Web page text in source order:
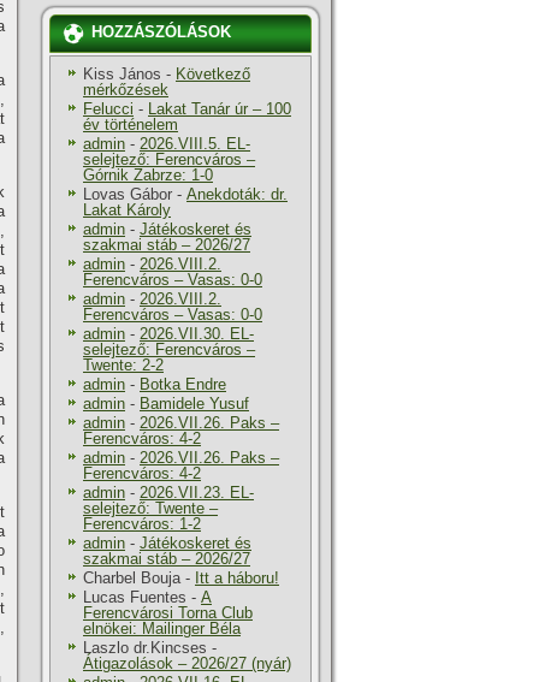
HOZZÁSZÓLÁSOK
Kiss János - Következő
mérkőzések
Felucci - Lakat Tanár úr – 100
év történelem
admin - 2026.VIII.5. EL-
selejtező: Ferencváros –
Górnik Zabrze: 1-0
Lovas Gábor - Anekdoták: dr.
Lakat Károly
admin - Játékoskeret és
szakmai stáb – 2026/27
admin - 2026.VIII.2.
Ferencváros – Vasas: 0-0
admin - 2026.VIII.2.
Ferencváros – Vasas: 0-0
admin - 2026.VII.30. EL-
selejtező: Ferencváros –
Twente: 2-2
admin - Botka Endre
admin - Bamidele Yusuf
admin - 2026.VII.26. Paks –
Ferencváros: 4-2
admin - 2026.VII.26. Paks –
Ferencváros: 4-2
admin - 2026.VII.23. EL-
selejtező: Twente –
Ferencváros: 1-2
admin - Játékoskeret és
szakmai stáb – 2026/27
Charbel Bouja- Itt a háboru!
Lucas Fuentes - A
Ferencvárosi Torna Club
elnökei: Mailinger Béla
Laszlo dr.Kincses -
Átigazolások – 2026/27 (nyár)